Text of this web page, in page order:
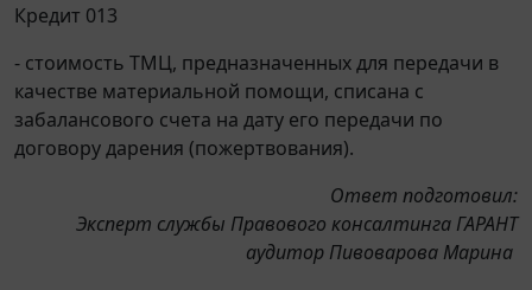
Кредит 013
- стоимость ТМЦ, предназначенных для передачи в
качестве материальной помощи, списана с
забалансового счета на дату его передачи по
договору дарения (пожертвования).
Ответ подготовил:
Эксперт службы Правового консалтинга ГАРАНТ
аудитор Пивоварова Марина